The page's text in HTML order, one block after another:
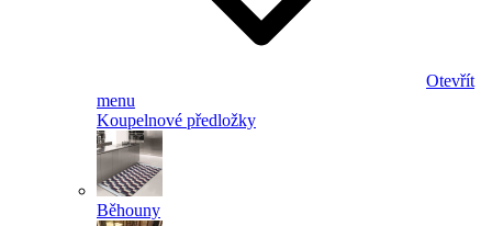
Otevřít
menu
Koupelnové předložky
Běhouny